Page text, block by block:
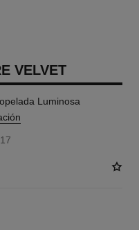
VELVET
Luminosa